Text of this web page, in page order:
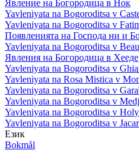
Явление на Богородица в Нок
Yavleniyata na Bogoroditsa v
Yavleniyata na Bogoroditsa v
Появленията на Господа ни и
Yavleniyata na Bogoroditsa v
Явления на Богородица в Хееде
Yavleniyata na Bogoroditsa v
Yavleniyata na Rosa Mistica v
Yavleniyata na Bogoroditsa v
Yavleniyata na Bogoroditsa v
Yavleniyata na Bogoroditsa v
Yavleniyata na Bogoroditsa v
Език
Bokmål